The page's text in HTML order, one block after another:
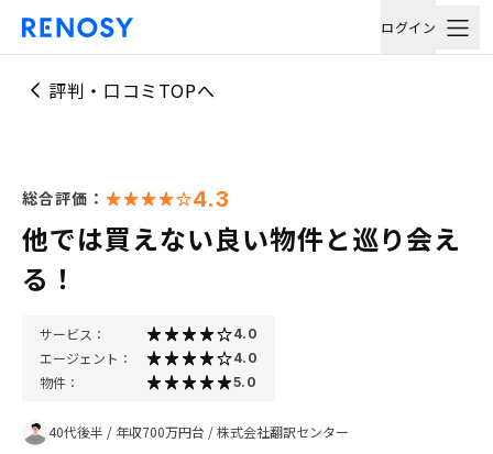
ログイン
評判・口コミTOPへ
総合評価： 4.3
他では買えない良い物件と巡り会え
る！
サービス： 4.0
エージェント： 4.0
物件： 5.0
40代後半 / 年収700万円台 /株式会社翻訳センター